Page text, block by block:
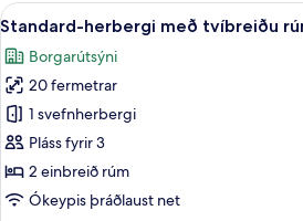
Skoða
allar
myndir
fyrir
Standard-
herbergi
með
tvíbreiðu
5
Standard-herbergi með tvíbreiðu
Borgarútsýni
20 fermetrar
1 svefnherbergi
Pláss fyrir 3
2 einbreið rúm
Ókeypis þráðlaust net